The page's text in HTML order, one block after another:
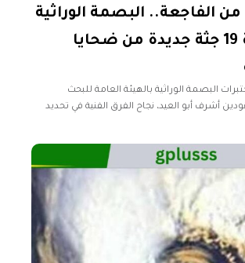
الفاجعة.. البصمة الوراثية
تفك شفرة 19 جثة جديدة من ضحايا
البصمة الوراثية بالهيئة العامة للبحث
أشرف أبو العيد، نجاح الفرق الفنية في تحديد
جديدة من ضحايا إعصار دانيال لترتفع